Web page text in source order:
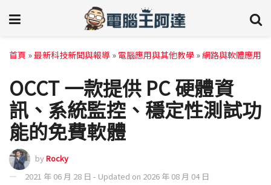
首頁 »最新科技新聞與報導 » 電腦應用與其他教學 »網路與軟體應用
OCCT 一款提供 PC 硬體資
訊、系統監控、穩定性測試功
能的免費軟體
byRocky
2021 年 06 月 28 日 - Updated on 2026 年 08 月 04 日